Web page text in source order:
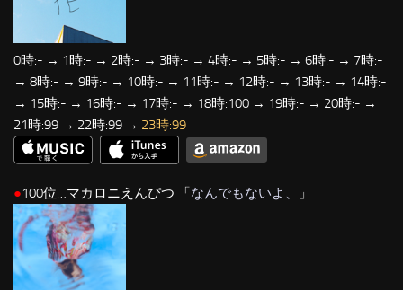
0時:- → 1時:- → 2時:- → 3時:- → 4時:- → 5時:- → 6時:- → 7時:-
→ 8時:- → 9時:- → 10時:- → 11時:- → 12時:- → 13時:- → 14時:-
→ 15時:- → 16時:- → 17時:- → 18時:100 → 19時:- → 20時:- →
21時:99 → 22時:99 → 23時:99
●100位…マカロニえんぴつ 「なんでもないよ、 」